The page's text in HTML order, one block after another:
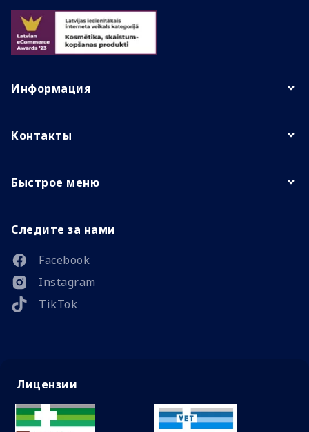
Информация
Контакты
Быстрое меню
Следите за нами
Facebook
Instagram
TikTok
Лицензии